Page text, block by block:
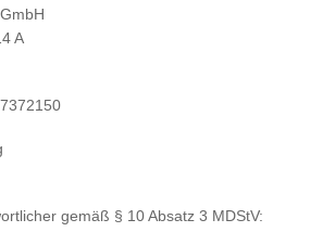
A
gemäß § 10 Absatz 3 MDStV: